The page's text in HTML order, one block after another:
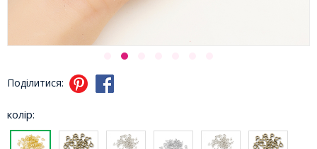
Поділитися:
колір: